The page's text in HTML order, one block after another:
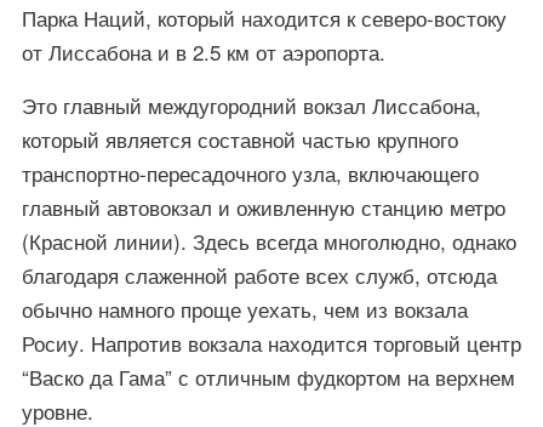
Парка Наций, который находится к северо-востоку
от Лиссабона и в 2.5 км от аэропорта.
Это главный междугородний вокзал Лиссабона,
который является составной частью крупного
транспортно-пересадочного узла, включающего
главный автовокзал и оживленную станцию метро
(Красной линии). Здесь всегда многолюдно, однако
благодаря слаженной работе всех служб, отсюда
обычно намного проще уехать, чем из вокзала
Росиу. Напротив вокзала находится торговый центр
“Васко да Гама” с отличным фудкортом на верхнем
уровне.